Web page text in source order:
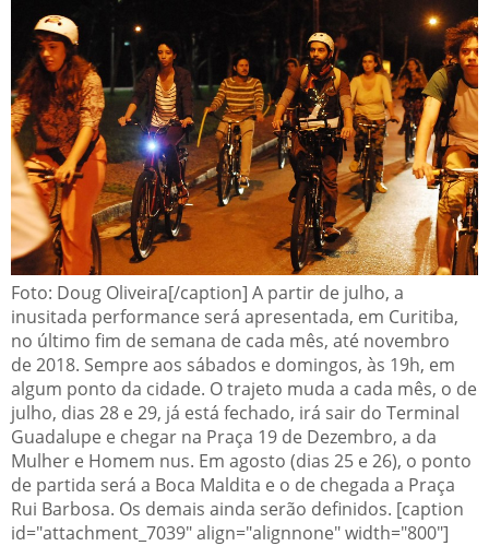
Foto: Doug Oliveira[/caption] A partir de julho, a
inusitada performance será apresentada, em Curitiba,
no último fim de semana de cada mês, até novembro
de 2018. Sempre aos sábados e domingos, às 19h, em
algum ponto da cidade. O trajeto muda a cada mês, o de
julho, dias 28 e 29, já está fechado, irá sair do Terminal
Guadalupe e chegar na Praça 19 de Dezembro, a da
Mulher e Homem nus. Em agosto (dias 25 e 26), o ponto
de partida será a Boca Maldita e o de chegada a Praça
Rui Barbosa. Os demais ainda serão definidos. [caption
id="attachment_7039" align="alignnone" width="800"]